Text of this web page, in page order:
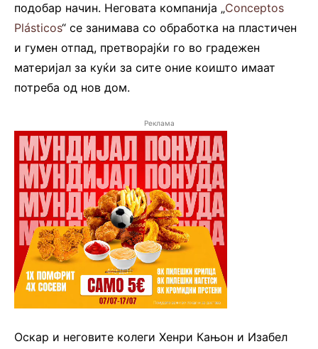
подобар начин. Неговата компанија „Conceptos
Plásticos“ се занимава со обработка на пластичен
и гумен отпад, претворајќи го во градежен
материјал за куќи за сите оние коишто имаат
потреба од нов дом.
Реклама
Оскар и неговите колеги Хенри Кaњон и Изабел